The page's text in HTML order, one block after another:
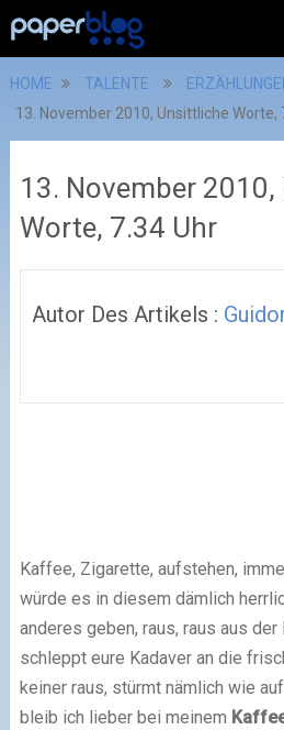
HOME TALENTE
13. November 2010, Unsittliche Worte,
13. November
Worte, 7.34 Uhr
Autor Des Artikels :
Kaffee, Zigarette, aufstehen,
würde es in diesem dämlich
anderes geben, raus, raus aus der
schleppt eure Kadaver an die
keiner raus, stürmt nämlich wie
bleib ich lieber bei meinem